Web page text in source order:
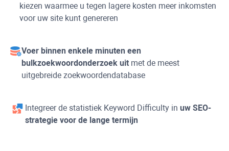
kiezen waarmee u tegen lagere kosten meer inkomsten
voor uw site kunt genereren
Voer binnen enkele minuten een
bulkzoekwoordonderzoek uitmet de meest
uitgebreide zoekwoordendatabase
Integreer de statistiek Keyword Difficulty inuw SEO-
strategie voor de lange termijn